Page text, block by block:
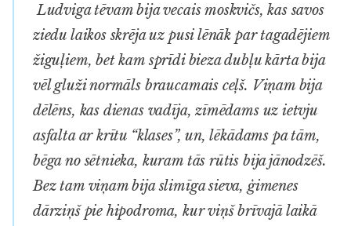
Ludviga tēvam bija vecais moskvičs, kas savos
ziedu laikos skrēja uz pusi lēnāk par tagadējiem
žiguļiem, bet kam sprīdi bieza dubļu kārta bija
vēl gluži normāls braucamais ceļš. Viņam bija
dēlēns, kas dienas vadīja, zīmēdams uz ietvju
asfalta ar krītu “klases”, un, lēkādams pa tām,
bēga no sētnieka, kuram tās rūtis bija jānodzēš.
Bez tam viņam bija slimīga sieva, ģimenes
dārziņš pie hipodroma, kur viņš brīvajā laikā